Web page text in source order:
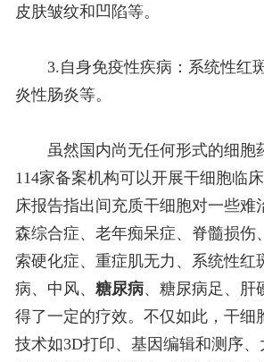
皮肤皱纹和凹陷等。
3.自身免疫性疾病：系统性红斑
炎性肠炎等。
虽然国内尚无任何形式的细胞
114家备案机构可以开展干细胞临
床报告指出间充质干细胞对一些难
森综合症、老年痴呆症、脊髓损伤
索硬化症、重症肌无力、系统性红
病、中风、 糖尿病、糖尿病足、肝
得了一定的疗效。不仅如此，干细
技术如3D打印、基因编辑和测序